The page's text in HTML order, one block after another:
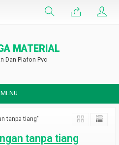
MATERIAL
Dan Plafon Pvc
MENU
tanpa tiang"
tanpa tiang